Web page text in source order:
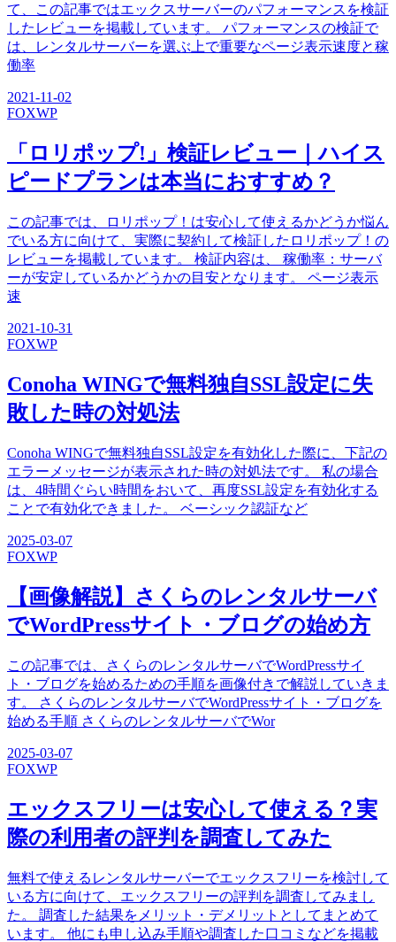
て、この記事ではエックスサーバーのパフォーマンスを検証
したレビューを掲載しています。 パフォーマンスの検証で
は、レンタルサーバーを選ぶ上で重要なページ表示速度と稼
働率
2021-11-02
FOXWP
「ロリポップ!」検証レビュー｜ハイス
ピードプランは本当におすすめ？
この記事では、ロリポップ！は安心して使えるかどうか悩ん
でいる方に向けて、実際に契約して検証したロリポップ！の
レビューを掲載しています。 検証内容は、 稼働率：サーバ
ーが安定しているかどうかの目安となります。 ページ表示
速
2021-10-31
FOXWP
Conoha WINGで無料独自SSL設定に失
敗した時の対処法
Conoha WINGで無料独自SSL設定を有効化した際に、下記の
エラーメッセージが表示された時の対処法です。 私の場合
は、4時間ぐらい時間をおいて、再度SSL設定を有効化する
ことで有効化できました。 ベーシック認証など
2025-03-07
FOXWP
【画像解説】さくらのレンタルサーバ
でWordPressサイト・ブログの始め方
この記事では、さくらのレンタルサーバでWordPressサイ
ト・ブログを始めるための手順を画像付きで解説していきま
す。 さくらのレンタルサーバでWordPressサイト・ブログを
始める手順 さくらのレンタルサーバでWor
2025-03-07
FOXWP
エックスフリーは安心して使える？実
際の利用者の評判を調査してみた
無料で使えるレンタルサーバーでエックスフリーを検討して
いる方に向けて、エックスフリーの評判を調査してみまし
た。 調査した結果をメリット・デメリットとしてまとめて
います。 他にも申し込み手順や調査した口コミなどを掲載